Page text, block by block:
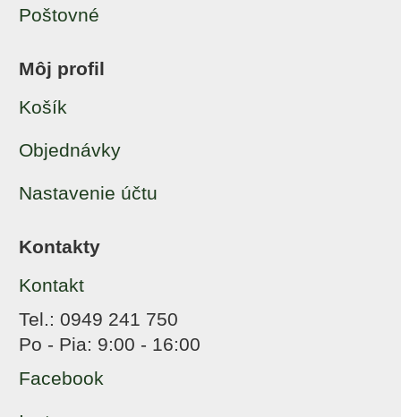
Poštovné
Môj profil
Košík
Objednávky
Nastavenie účtu
Kontakty
Kontakt
Tel.: 0949 241 750
Po - Pia: 9:00 - 16:00
Facebook